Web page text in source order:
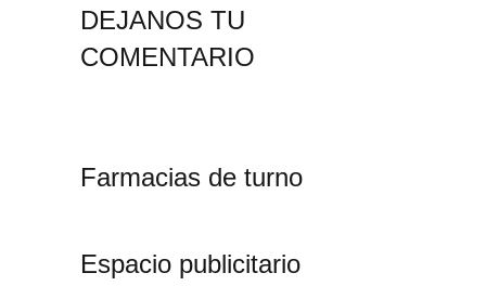
DEJANOS TU
COMENTARIO
Farmacias de turno
Espacio publicitario